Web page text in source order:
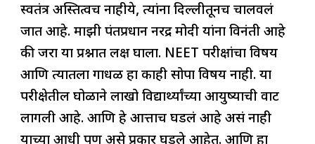
स्वतंत्र अस्तित्वच नाहीये, त्यांना दिल्लीतूनच चालवलं
जात आहे. माझी पंतप्रधान नरेंद्र मोदी यांना विनंती आहे
की जरा या प्रश्नात लक्ष घाला. NEET परीक्षांचा विषय
आणि त्यातला गोंधळ हा काही सोपा विषय नाही. या
परीक्षेतील घोळाने लाखो विद्यार्थ्यांच्या आयुष्याची वाट
लागली आहे. आणि हे आत्ताच घडलं आहे असं नाही